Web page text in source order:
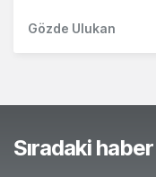
Gözde Ulukan
Sıradaki haber